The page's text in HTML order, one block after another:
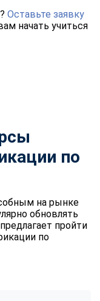
Оставьте заявку
начать учиться
по
на рынке
обновлять
пройти
по